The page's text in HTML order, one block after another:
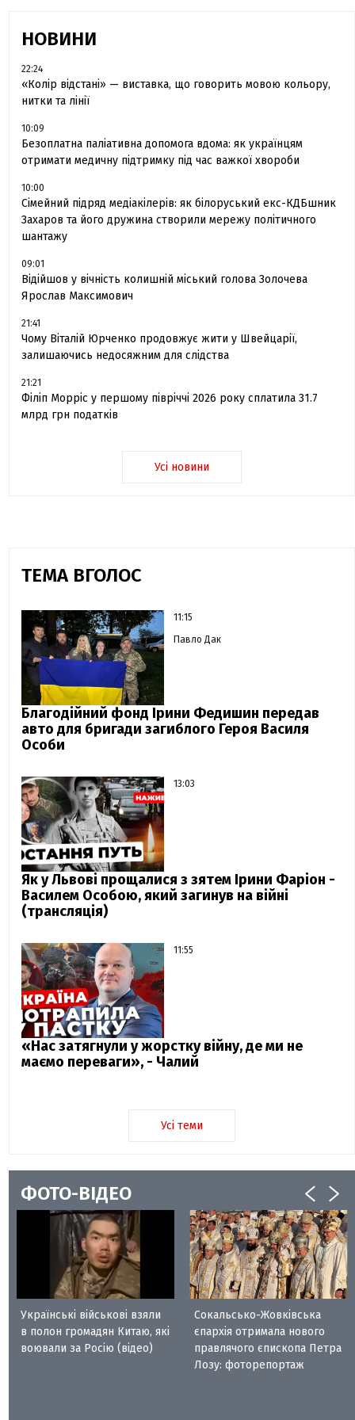
НОВИНИ
22:24
«Колір відстані» — виставка, що говорить мовою кольору,
нитки та лінії
10:09
Безоплатна паліативна допомога вдома: як українцям
отримати медичну підтримку під час важкої хвороби
10:00
Сімейний підряд медіакілерів: як білоруський екс-КДБшник
Захаров та його дружина створили мережу політичного
шантажу
09:01
Відійшов у вічність колишній міський голова Золочева
Ярослав Максимович
21:41
Чому Віталій Юрченко продовжує жити у Швейцарії,
залишаючись недосяжним для слідства
21:21
Філіп Морріс у першому півріччі 2026 року сплатила 31.7
млрд грн податків
Усі новини
ТЕМА ВГОЛОС
11:15
Павло Дак
Благодійний фонд Ірини Федишин передав
авто для бригади загиблого Героя Василя
Особи
13:03
Як у Львові прощалися з зятем Ірини Фаріон -
Василем Особою, який загинув на війні
(трансляція)
11:55
«Нас затягнули у жорстку війну, де ми не
маємо переваги», - Чалий
Усі теми
ФОТО-ВІДЕО
Українські військові взяли
в полон громадян Китаю, які
воювали за Росію (відео)
Сокальсько-Жовківська
єпархія отримала нового
правлячого єпископа Петра
Лозу: фоторепортаж